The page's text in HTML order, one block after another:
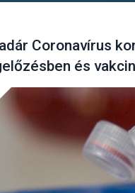
Coronavírus
és